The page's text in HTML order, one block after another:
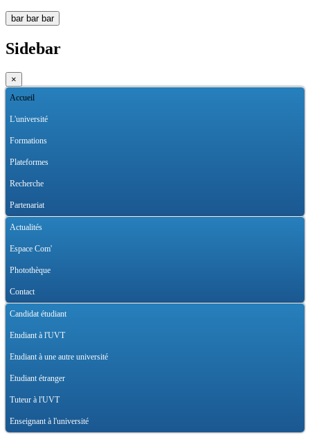
bar bar bar
Sidebar
×
Accueil
L'université
Formations
Plateformes
Recherche
Partenariat
Actualités
Espace Com'
Photothèque
Contact
Candidat étudiant
Etudiant à l'UVT
Etudiant à une autre université
Etudiant étranger
Tuteur à l'UVT
Enseignant à l'université